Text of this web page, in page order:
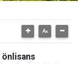
önlisans